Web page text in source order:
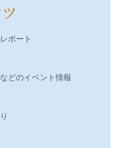
ポート
どのイベント情報